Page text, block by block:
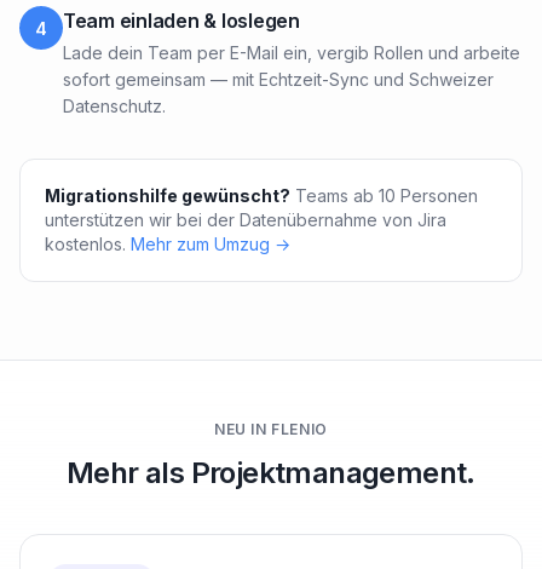
4 Team einladen & loslegen
Lade dein Team per E-Mail ein, vergib Rollen und arbeite
sofort gemeinsam — mit Echtzeit-Sync und Schweizer
Datenschutz.
Migrationshilfe gewünscht? Teams ab 10 Personen
unterstützen wir bei der Datenübernahme von Jira
kostenlos. Mehr zum Umzug →
NEU IN FLENIO
Mehr als Projektmanagement.